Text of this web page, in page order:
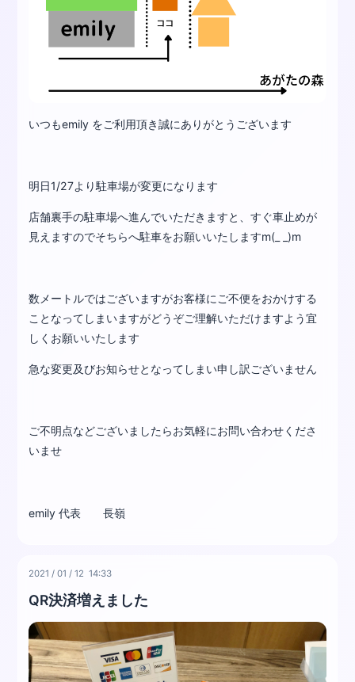
いつもemily をご利用頂き誠にありがとうございます
明日1/27より駐車場が変更になります
店舗裏手の駐車場へ進んでいただきますと、すぐ車止めが
見えますのでそちらへ駐車をお願いいたしますm(_ _)m
数メートルではございますがお客様にご不便をおかけする
ことなってしまいますがどうぞご理解いただけますよう宜
しくお願いいたします
急な変更及びお知らせとなってしまい申し訳ございません
ご不明点などございましたらお気軽にお問い合わせくださ
いませ
emily 代表 長嶺
2021 /01 /12 14:33
QR決済増えました